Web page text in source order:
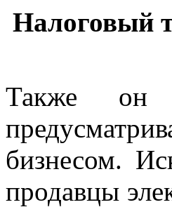
Налоговый
Также он
бизнесом.
продавцы